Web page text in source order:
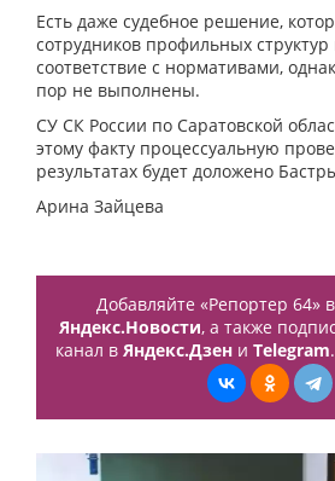
Есть даже судебное решение,
сотрудников профильных
соответствие с нормативами,
пор не выполнены.
СУ СК России по Саратовской
этому факту процессуальную
результатах будет доложено
Арина Зайцева
Добавляйте «Репортер 64»
Яндекс.Новости, а также
канал в Яндекс.Дзени Telegram